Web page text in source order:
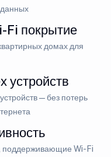
Fi покрытие
домах для
устройств
— без потерь
поддерживающие Wi-Fi